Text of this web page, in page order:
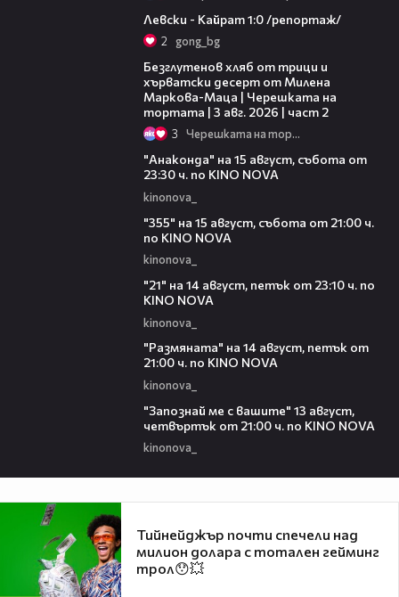
Левски - Кайрат 1:0 /репортаж/
2 gong_bg
Безглутенов хляб от трици и
хърватски десерт от Милена
Маркова-Маца | Черешката на
тортата | 3 авг. 2026 | част 2
3 Черешката на тортата
"Анаконда" на 15 август, събота от
23:30 ч. по KINO NOVA
kinonova_
"355" на 15 август, събота от 21:00 ч.
по KINO NOVA
kinonova_
"21" на 14 август, петък от 23:10 ч. по
KINO NOVA
kinonova_
"Размянaта" на 14 август, петък от
21:00 ч. по KINO NOVA
kinonova_
"Запознай ме с вашите" 13 август,
четвъртък от 21:00 ч. по KINO NOVA
kinonova_
Тийнейджър почти спечели над
милион долара с тотален гейминг
трол😯💥